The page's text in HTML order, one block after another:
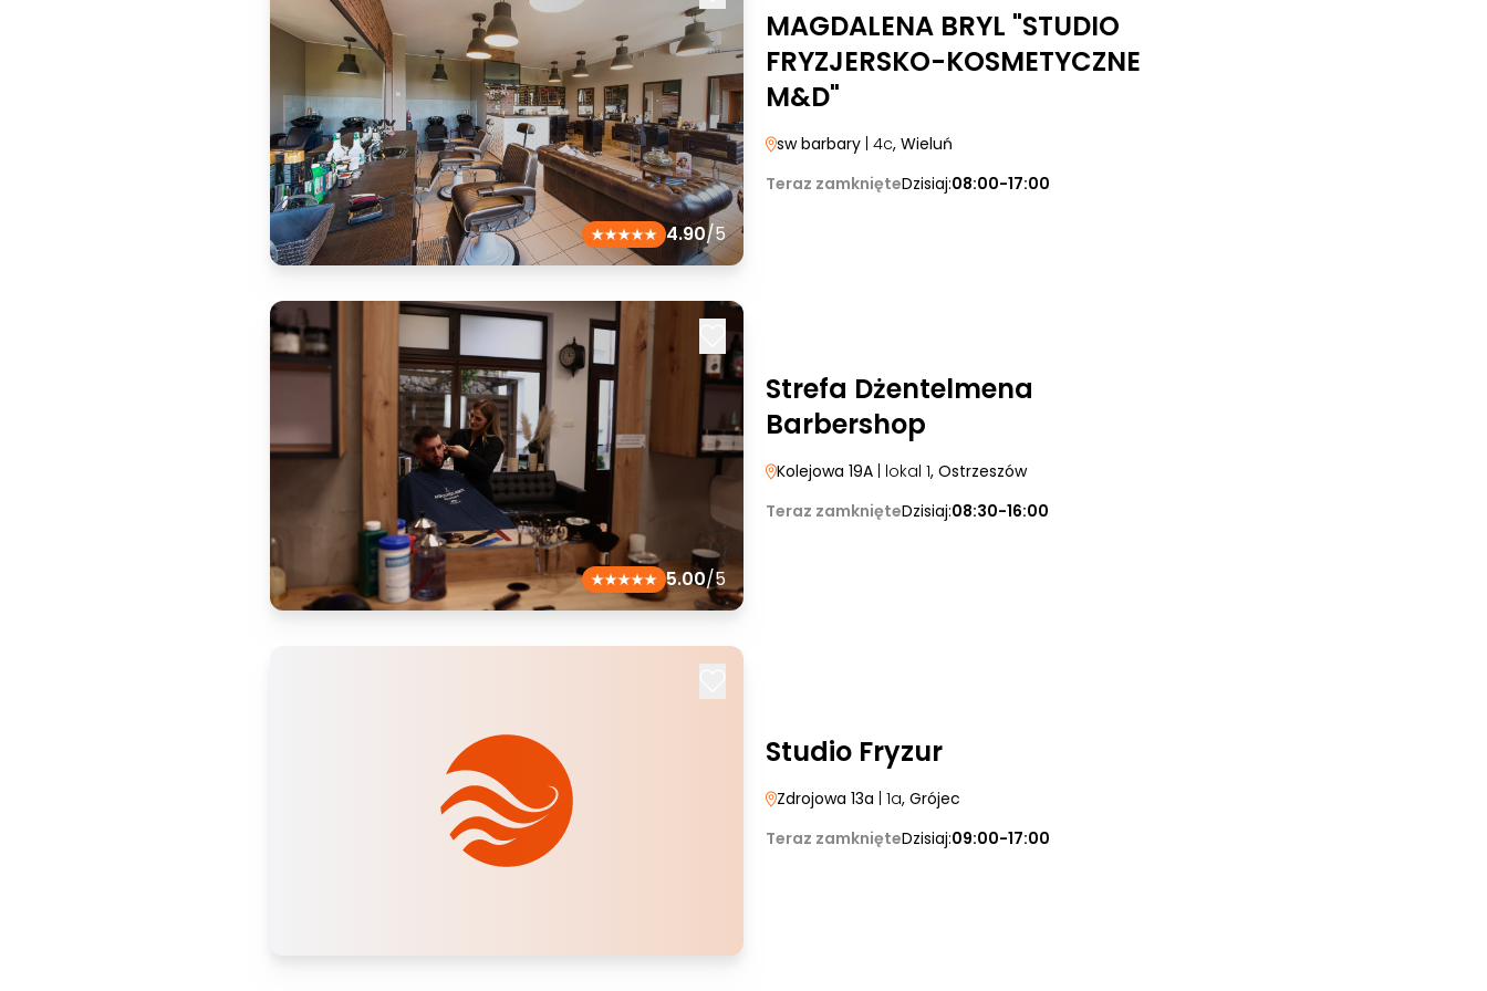
4.90/5
MAGDALENA BRYL "STUDIO
FRYZJERSKO-KOSMETYCZNE
M&D"
sw barbary | 4c, Wieluń
Teraz zamknięteDzisiaj:08:00-17:00
5.00/5
Strefa Dżentelmena
Barbershop
Kolejowa 19A | lokal 1, Ostrzeszów
Teraz zamknięteDzisiaj:08:30-16:00
Studio Fryzur
Zdrojowa 13a | 1a, Grójec
Teraz zamknięteDzisiaj:09:00-17:00